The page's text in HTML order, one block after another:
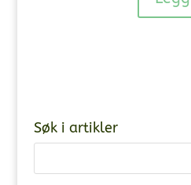
Søk i artikler